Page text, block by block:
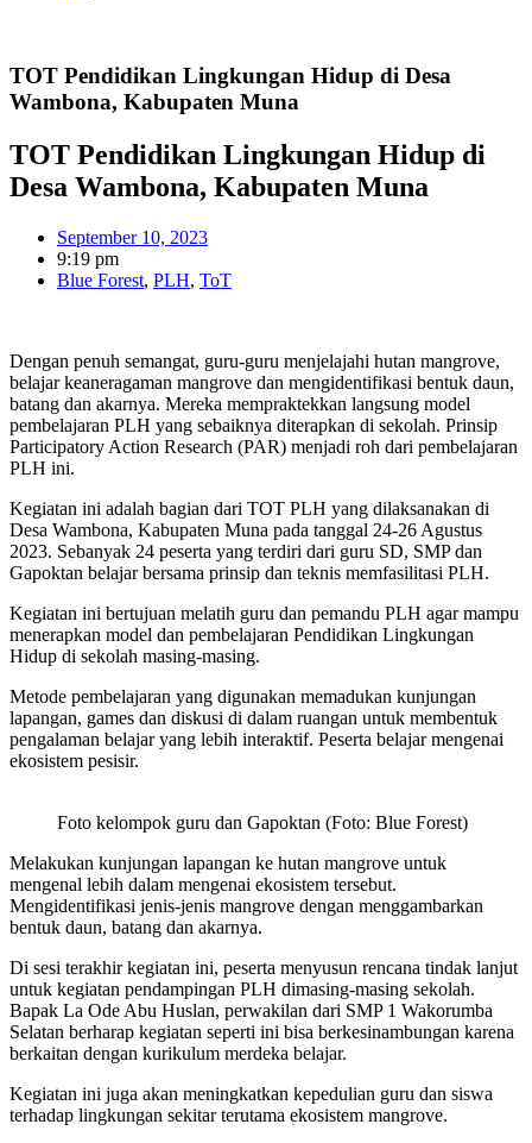
TOT Pendidikan Lingkungan Hidup di Desa
Wambona, Kabupaten Muna
TOT Pendidikan Lingkungan Hidup di
Desa Wambona, Kabupaten Muna
September 10, 2023
9:19 pm
Blue Forest, PLH, ToT
Dengan penuh semangat, guru-guru menjelajahi hutan mangrove,
belajar keaneragaman mangrove dan mengidentifikasi bentuk daun,
batang dan akarnya. Mereka mempraktekkan langsung model
pembelajaran PLH yang sebaiknya diterapkan di sekolah. Prinsip
Participatory Action Research (PAR) menjadi roh dari pembelajaran
PLH ini.
Kegiatan ini adalah bagian dari TOT PLH yang dilaksanakan di
Desa Wambona, Kabupaten Muna pada tanggal 24-26 Agustus
2023. Sebanyak 24 peserta yang terdiri dari guru SD, SMP dan
Gapoktan belajar bersama prinsip dan teknis memfasilitasi PLH.
Kegiatan ini bertujuan melatih guru dan pemandu PLH agar mampu
menerapkan model dan pembelajaran Pendidikan Lingkungan
Hidup di sekolah masing-masing.
Metode pembelajaran yang digunakan memadukan kunjungan
lapangan, games dan diskusi di dalam ruangan untuk membentuk
pengalaman belajar yang lebih interaktif. Peserta belajar mengenai
ekosistem pesisir.
Foto kelompok guru dan Gapoktan (Foto: Blue Forest)
Melakukan kunjungan lapangan ke hutan mangrove untuk
mengenal lebih dalam mengenai ekosistem tersebut.
Mengidentifikasi jenis-jenis mangrove dengan menggambarkan
bentuk daun, batang dan akarnya.
Di sesi terakhir kegiatan ini, peserta menyusun rencana tindak lanjut
untuk kegiatan pendampingan PLH dimasing-masing sekolah.
Bapak La Ode Abu Huslan, perwakilan dari SMP 1 Wakorumba
Selatan berharap kegiatan seperti ini bisa berkesinambungan karena
berkaitan dengan kurikulum merdeka belajar.
Kegiatan ini juga akan meningkatkan kepedulian guru dan siswa
terhadap lingkungan sekitar terutama ekosistem mangrove.